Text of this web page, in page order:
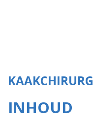
KAAKCHIRURG
INHOUD